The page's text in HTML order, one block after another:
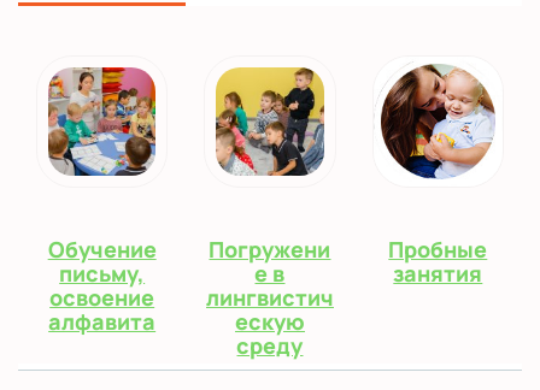
Обучение
письму,
освоение
алфавита
Погружени
е в
лингвистич
ескую
среду
Пробные
занятия